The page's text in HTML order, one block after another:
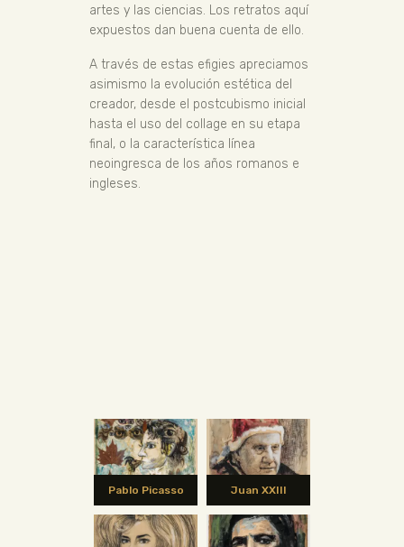
artes y las ciencias. Los retratos aquí
expuestos dan buena cuenta de ello.
A través de estas efigies apreciamos
asimismo la evolución estética del
creador, desde el postcubismo inicial
hasta el uso del collage en su etapa
final, o la característica línea
neoingresca de los años romanos e
ingleses.
Pablo Picasso Juan XXIII